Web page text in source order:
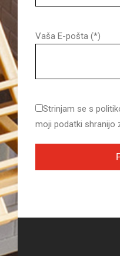
Vaša E-pošta (*)
Strinjam se s
moji podatki shranijo